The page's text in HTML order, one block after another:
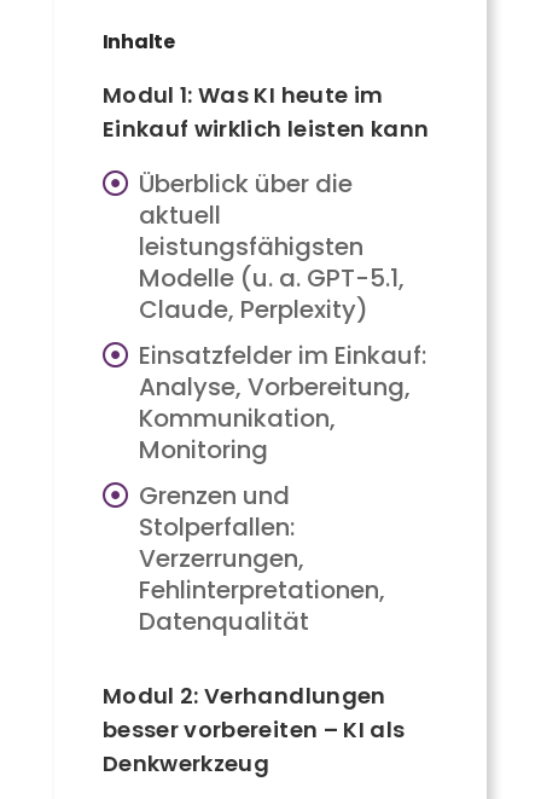
Inhalte
Modul 1: Was KI heute im
Einkauf wirklich leisten kann
Überblick über die
aktuell
leistungsfähigsten
Modelle (u. a. GPT-5.1,
Claude, Perplexity)
Einsatzfelder im Einkauf:
Analyse, Vorbereitung,
Kommunikation,
Monitoring
Grenzen und
Stolperfallen:
Verzerrungen,
Fehlinterpretationen,
Datenqualität
Modul 2: Verhandlungen
besser vorbereiten – KI als
Denkwerkzeug